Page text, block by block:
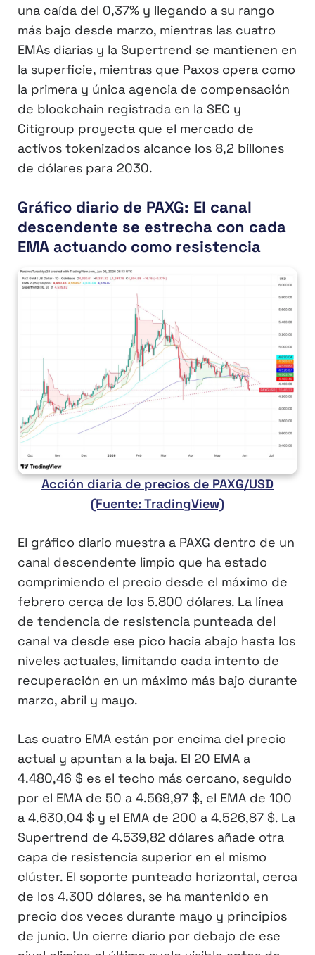
una caída del 0,37% y llegando a su rango
más bajo desde marzo, mientras las cuatro
EMAs diarias y la Supertrend se mantienen en
la superficie, mientras que Paxos opera como
la primera y única agencia de compensación
de blockchain registrada en la SEC y
Citigroup proyecta que el mercado de
activos tokenizados alcance los 8,2 billones
de dólares para 2030.
Gráfico diario de PAXG: El canal
descendente se estrecha con cada
EMA actuando como resistencia
Acción diaria de precios de PAXG/USD
(Fuente: TradingView)
El gráfico diario muestra a PAXG dentro de un
canal descendente limpio que ha estado
comprimiendo el precio desde el máximo de
febrero cerca de los 5.800 dólares. La línea
de tendencia de resistencia punteada del
canal va desde ese pico hacia abajo hasta los
niveles actuales, limitando cada intento de
recuperación en un máximo más bajo durante
marzo, abril y mayo.
Las cuatro EMA están por encima del precio
actual y apuntan a la baja. El 20 EMA a
4.480,46 $ es el techo más cercano, seguido
por el EMA de 50 a 4.569,97 $, el EMA de 100
a 4.630,04 $ y el EMA de 200 a 4.526,87 $. La
Supertrend de 4.539,82 dólares añade otra
capa de resistencia superior en el mismo
clúster. El soporte punteado horizontal, cerca
de los 4.300 dólares, se ha mantenido en
precio dos veces durante mayo y principios
de junio. Un cierre diario por debajo de ese